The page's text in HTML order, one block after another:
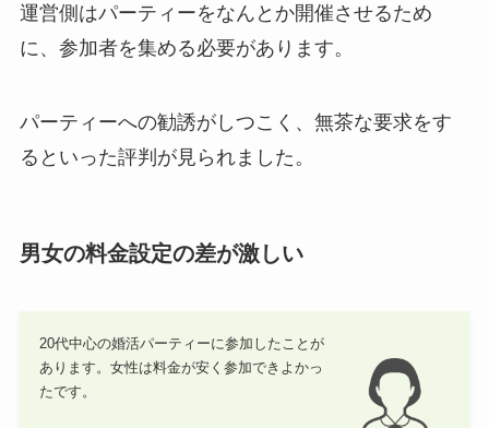
運営側はパーティーをなんとか開催させるため
に、参加者を集める必要があります。
パーティーへの勧誘がしつこく、無茶な要求をす
るといった評判が見られました。
男女の料金設定の差が激しい
20代中心の婚活パーティーに参加したことが
あります。女性は料金が安く参加できよかっ
たです。